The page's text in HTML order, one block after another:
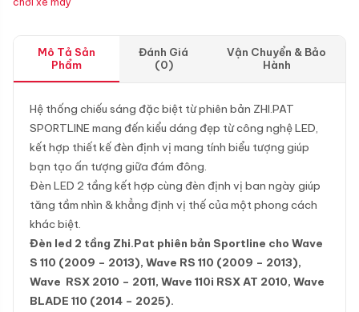
Mô Tả Sản
Phẩm
Đánh Giá
(0)
Vận Chuyển & Bảo
Hành
Hệ thống chiếu sáng đặc biệt từ phiên bản ZHI.PAT
SPORTLINE mang đến kiểu dáng đẹp từ công nghệ LED,
kết hợp thiết kế đèn định vị mang tính biểu tượng giúp
bạn tạo ấn tượng giữa đám đông.
Đèn LED 2 tầng kết hợp cùng đèn định vị ban ngày giúp
tăng tầm nhìn & khẳng định vị thế của một phong cách
khác biệt.
Đèn led 2 tầng Zhi.Pat phiên bản Sportline cho Wave
S 110 (2009 – 2013), Wave RS 110 (2009 – 2013),
Wave RSX 2010 – 2011, Wave 110i RSX AT 2010, Wave
BLADE 110 (2014 – 2025).